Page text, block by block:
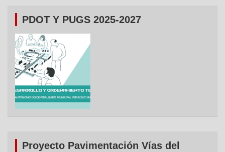
PDOT Y PUGS 2025-2027
Proyecto Pavimentación Vías del